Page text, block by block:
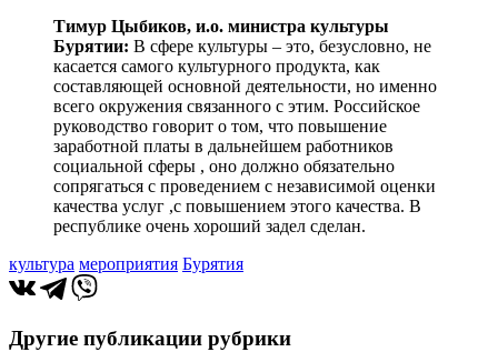
Тимур Цыбиков, и.о. министра культуры
Бурятии: В сфере культуры – это, безусловно, не
касается самого культурного продукта, как
составляющей основной деятельности, но именно
всего окружения связанного с этим. Российское
руководство говорит о том, что повышение
заработной платы в дальнейшем работников
социальной сферы , оно должно обязательно
сопрягаться с проведением с независимой оценки
качества услуг ,с повышением этого качества. В
республике очень хороший задел сделан.
культура мероприятия Бурятия
Другие публикации рубрики